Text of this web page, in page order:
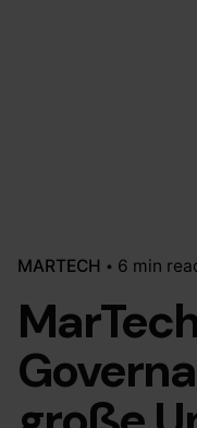
MARTECH 6 min